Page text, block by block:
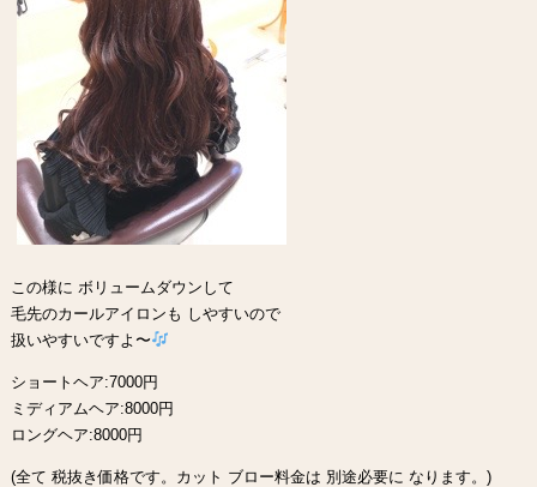
この様に ボリュームダウンして
毛先のカールアイロンも しやすいので
扱いやすいですよ〜
ショートヘア:7000円
ミディアムヘア:8000円
ロングヘア:8000円
(全て 税抜き価格です。カット ブロー料金は 別途必要に なります。)